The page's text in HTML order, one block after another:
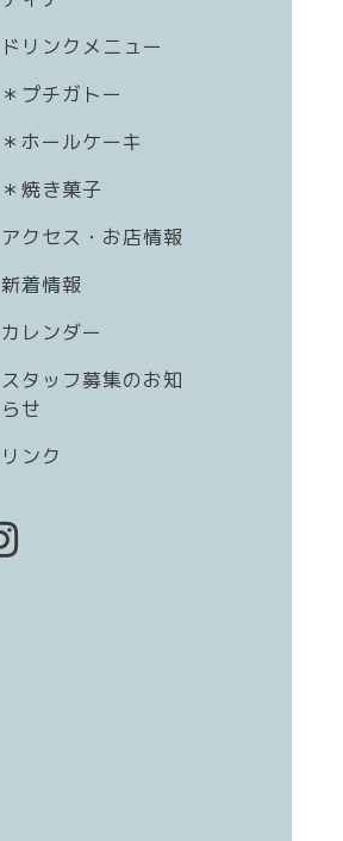
ドリンクメニュー
＊プチガトー
＊ホールケーキ
＊焼き菓子
アクセス・お店情報
新着情報
カレンダー
スタッフ募集のお知
らせ
リンク